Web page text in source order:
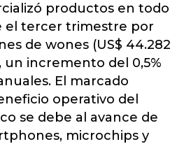
productos en todo
el tercer trimestre por
de wones (US$ 44.282
un incremento del 0,5%
El marcado
operativo del
se debe al avance de
microchips y